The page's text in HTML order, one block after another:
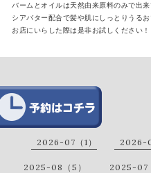
バームとオイルは天然由来原料のみで出
シアバター配合で髪や肌にしっとりうる
お店にいらした際は是非お試しください！
2026-07（1） 2026-
2025-08（5） 2025-07